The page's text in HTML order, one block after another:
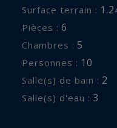
sécurité
Terrasse piscine
house en bois
Terrain de pétanque
A proximité :
Surface terrain :
Pièces : 6
Chambres : 5
Personnes : 10
Salle(s) de bain : 2
Salle(s) d'eau : 3